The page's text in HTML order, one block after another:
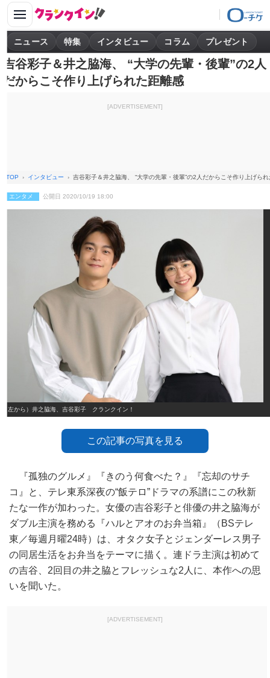
ニュース 特集 インタビュー コラム プレゼント
吉谷彩子＆井之脇海、 “大学の先輩・後輩”の2人
だからこそ作り上げられた距離感
[ADVERTISEMENT]
TOP インタビュー 吉谷彩子＆井之脇海、 “大学の先輩・後輩”の2人だからこそ作り上げら
エンタメ 公開日 2020/10/19 18:00
（左から）井之脇海、吉谷彩子 クランクイン！
この記事の写真を見る
『孤独のグルメ』『きのう何食べた？』『忘却のサチ
コ』と、テレ東系深夜の“飯テロ”ドラマの系譜にこの秋新
たな一作が加わった。女優の吉谷彩子と俳優の井之脇海が
ダブル主演を務める『ハルとアオのお弁当箱』（BSテレ
東／毎週月曜24時）は、オタク女子とジェンダーレス男子
の同居生活をお弁当をテーマに描く。連ドラ主演は初めて
の吉谷、2回目の井之脇とフレッシュな2人に、本作への思
いを聞いた。
[ADVERTISEMENT]